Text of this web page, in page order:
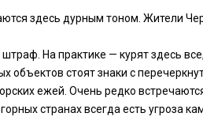
здесь дурным тоном. Жители
На практике — курят здесь
объектов стоят знаки с
ежей. Очень редко
странах всегда есть угроза